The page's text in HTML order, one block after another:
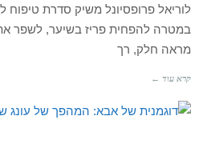
לוריאל פרופסיונל משיק סדרת טיפוח
במטרה להפחית פריז בשיער, לשפר
מראה חלק, רך
קרא עוד ←